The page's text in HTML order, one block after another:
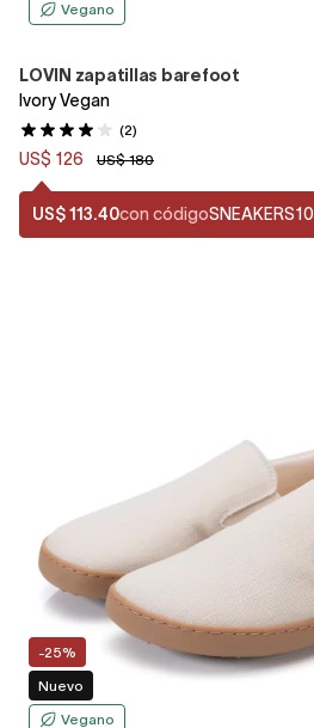
Vegano
LOVIN zapatillas barefoot
Ivory Vegan
(2)
US$ 126 US$ 180
US$ 113.40con códigoSNEAKERS10
-25%
Nuevo
Vegano